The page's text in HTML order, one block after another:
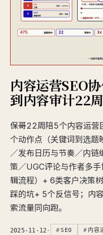
内容运营SEO
到内容审计22
保哥22周陪5个内容运营
个动作点（关键词到选题
／发布日历与节奏／内链
策／UGC评论与作者多
辑流程）+ 6类客户决策
踩的坑+ 5个反信号；内
索流量同向跑。
2025-11-12 · SEO 内容